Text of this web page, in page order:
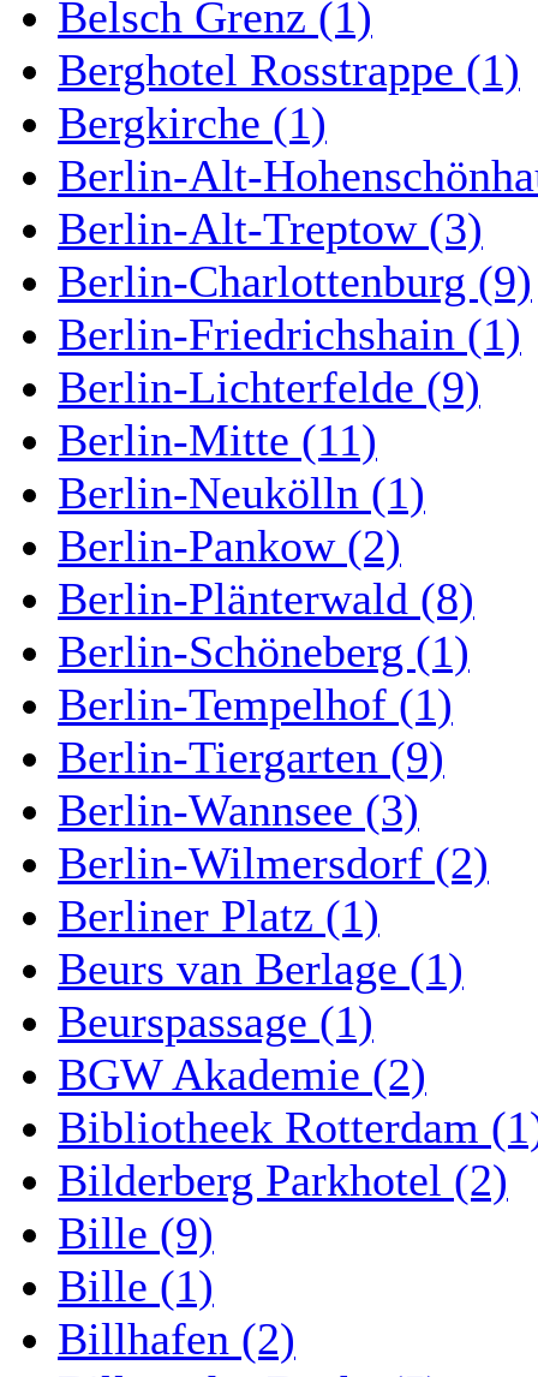
Belsch Grenz (1)
Berghotel Rosstrappe (1)
Bergkirche (1)
Berlin-Alt-
Berlin-Alt-Treptow (3)
Berlin-Charlottenburg (9)
Berlin-Friedrichshain (1)
Berlin-Lichterfelde (9)
Berlin-Mitte (11)
Berlin-Neukölln (1)
Berlin-Pankow (2)
Berlin-Plänterwald (8)
Berlin-Schöneberg (1)
Berlin-Tempelhof (1)
Berlin-Tiergarten (9)
Berlin-Wannsee (3)
Berlin-Wilmersdorf (2)
Berliner Platz (1)
Beurs van Berlage (1)
Beurspassage (1)
BGW Akademie (2)
Bibliotheek Rotterdam
Bilderberg Parkhotel (2)
Bille (9)
Bille (1)
Billhafen (2)